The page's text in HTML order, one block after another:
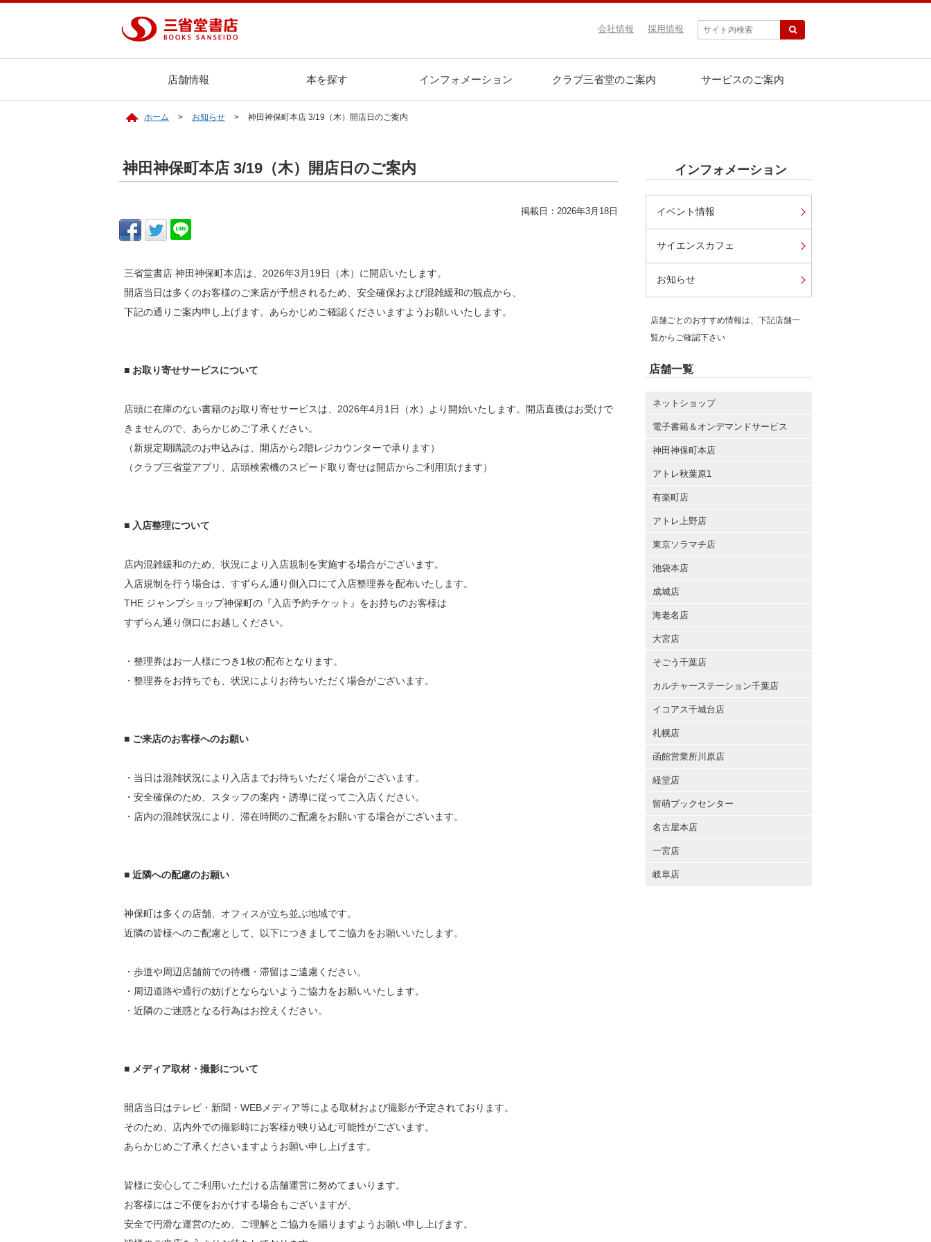
採用情報
会社情報
店舗情報 本を探す インフォメーション クラブ三省堂のご案内 サービスのご案内
ホーム お知らせ 神田神保町本店 3/19（木）開店日のご案内
神田神保町本店 3/19（木）開店日のご案内
掲載日：2026年3月18日
三省堂書店 神田神保町本店は、2026年3月19日（木）に開店いたします。
開店当日は多くのお客様のご来店が予想されるため、安全確保および混雑緩和の観点から、
下記の通りご案内申し上げます。あらかじめご確認くださいますようお願いいたします。
■ お取り寄せサービスについて
店頭に在庫のない書籍のお取り寄せサービスは、2026年4月1日（水）より開始いたします。開店直後はお受けで
きませんので、あらかじめご了承ください。
（新規定期購読のお申込みは、開店から2階レジカウンターで承ります）
（クラブ三省堂アプリ、店頭検索機のスピード取り寄せは開店からご利用頂けます）
■ 入店整理について
店内混雑緩和のため、状況により入店規制を実施する場合がございます。
入店規制を行う場合は、すずらん通り側入口にて入店整理券を配布いたします。
THE ジャンプショップ神保町の『入店予約チケット』をお持ちのお客様は
すずらん通り側口にお越しください。
・整理券はお一人様につき1枚の配布となります。
・整理券をお持ちでも、状況によりお待ちいただく場合がございます。
■ ご来店のお客様へのお願い
・当日は混雑状況により入店までお待ちいただく場合がございます。
・安全確保のため、スタッフの案内・誘導に従ってご入店ください。
・店内の混雑状況により、滞在時間のご配慮をお願いする場合がございます。
■ 近隣への配慮のお願い
神保町は多くの店舗、オフィスが立ち並ぶ地域です。
近隣の皆様へのご配慮として、以下につきましてご協力をお願いいたします。
・歩道や周辺店舗前での待機・滞留はご遠慮ください。
・周辺道路や通行の妨げとならないようご協力をお願いいたします。
・近隣のご迷惑となる行為はお控えください。
■ メディア取材・撮影について
開店当日はテレビ・新聞・WEBメディア等による取材および撮影が予定されております。
そのため、店内外での撮影時にお客様が映り込む可能性がございます。
あらかじめご了承くださいますようお願い申し上げます。
皆様に安心してご利用いただける店舗運営に努めてまいります。
お客様にはご不便をおかけする場合もございますが、
安全で円滑な運営のため、ご理解とご協力を賜りますようお願い申し上げます。
インフォメーション
イベント情報
サイエンスカフェ
お知らせ
店舗ごとのおすすめ情報は、下記店舗一
覧からご確認下さい
店舗一覧
ネットショップ
電子書籍＆オンデマンドサービス
神田神保町本店
アトレ秋葉原1
有楽町店
アトレ上野店
東京ソラマチ店
池袋本店
成城店
海老名店
大宮店
そごう千葉店
カルチャーステーション千葉店
イコアス千城台店
札幌店
函館営業所川原店
経堂店
留萌ブックセンター
名古屋本店
一宮店
岐阜店